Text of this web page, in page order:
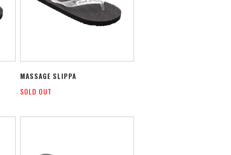
MASSAGE SLIPPA
SOLD OUT